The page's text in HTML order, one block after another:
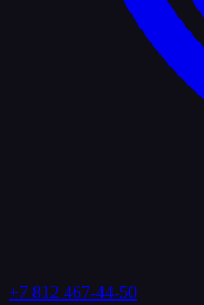
+7 812 467-44-50